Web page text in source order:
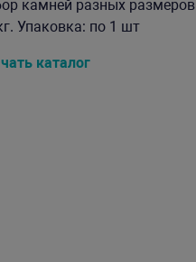
камней разных
Упаковка: по 1 шт
каталог